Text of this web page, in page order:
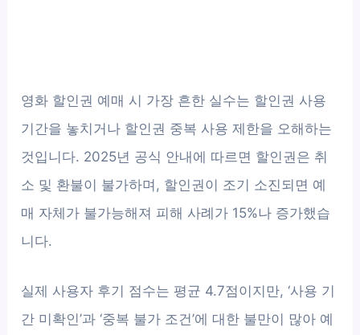
영화 할인권 예매 시 가장 흔한 실수는 할인권 사용
기간을 놓치거나 할인권 중복 사용 제한을 오해하는
것입니다. 2025년 공식 안내에 따르면 할인권은 취
소 및 환불이 불가하며, 할인권이 조기 소진되면 예
매 자체가 불가능해져 피해 사례가 15%나 증가했습
니다.
실제 사용자 후기 점수는 평균 4.7점이지만, ‘사용 기
간 미확인’과 ‘중복 불가 조건’에 대한 불만이 많아 예